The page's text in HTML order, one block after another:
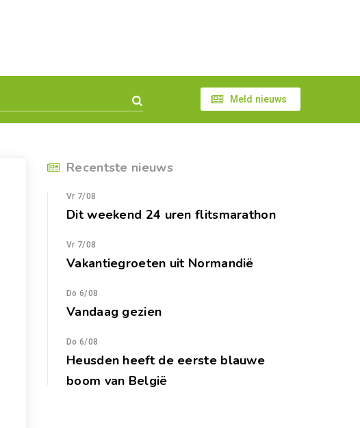
Meld nieuws
Recentste nieuws
Vr 7/08
Dit weekend 24 uren flitsmarathon
Vr 7/08
Vakantiegroeten uit Normandië
Do 6/08
Vandaag gezien
Do 6/08
Heusden heeft de eerste blauwe
boom van België